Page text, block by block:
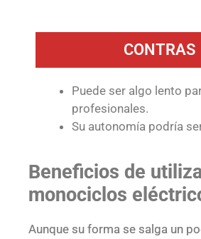
CONTRAS
Puede ser algo lento
profesionales.
Su autonomía podría
Beneficios de
monociclos
Aunque su forma se salga un